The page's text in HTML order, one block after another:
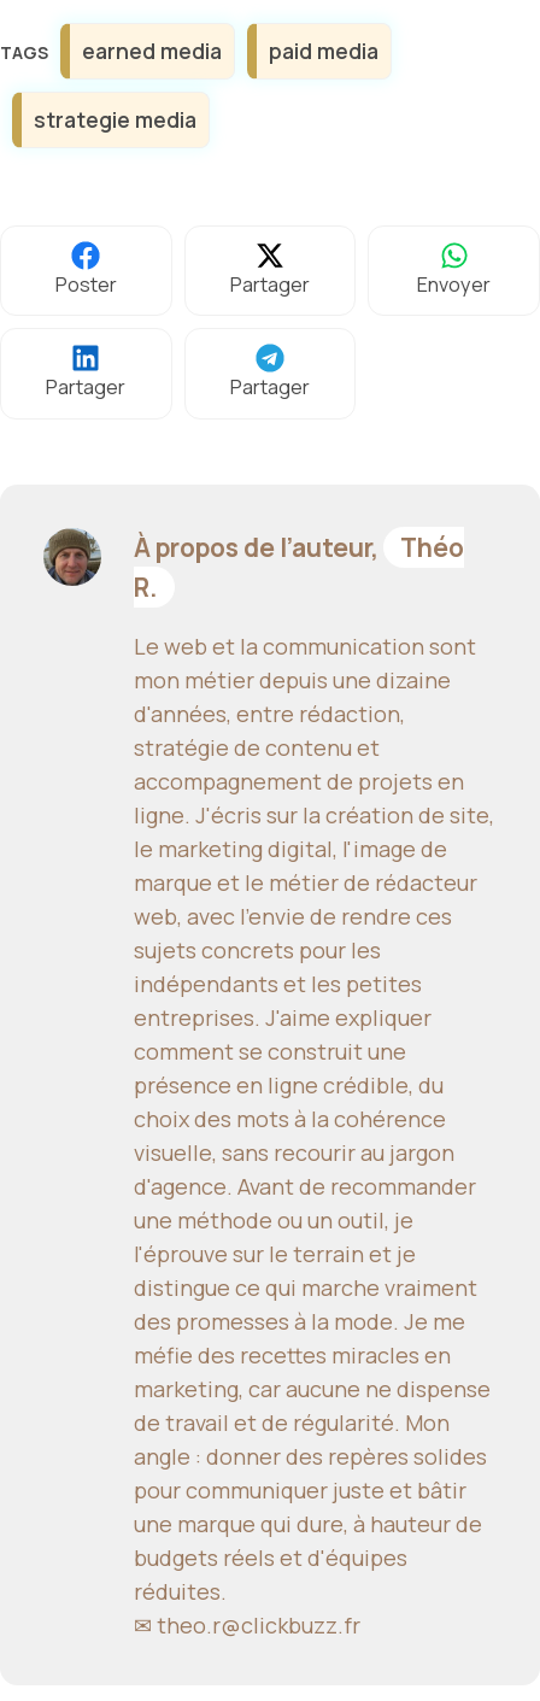
Étiquettes
earned media paid media
strategie media
Poster Partager Envoyer
Partager Partager
À propos de l’auteur,
Théo
R.
Le web et la communication sont
mon métier depuis une dizaine
d'années, entre rédaction,
stratégie de contenu et
accompagnement de projets en
ligne. J'écris sur la création de site,
le marketing digital, l'image de
marque et le métier de rédacteur
web, avec l'envie de rendre ces
sujets concrets pour les
indépendants et les petites
entreprises. J'aime expliquer
comment se construit une
présence en ligne crédible, du
choix des mots à la cohérence
visuelle, sans recourir au jargon
d'agence. Avant de recommander
une méthode ou un outil, je
l'éprouve sur le terrain et je
distingue ce qui marche vraiment
des promesses à la mode. Je me
méfie des recettes miracles en
marketing, car aucune ne dispense
de travail et de régularité. Mon
angle : donner des repères solides
pour communiquer juste et bâtir
une marque qui dure, à hauteur de
budgets réels et d'équipes
réduites.
✉ theo.r@clickbuzz.fr